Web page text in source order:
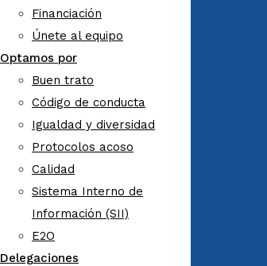
Financiación
Únete al equipo
Optamos por
Buen trato
Código de conducta
Igualdad y diversidad
Protocolos acoso
Calidad
Sistema Interno de
Información (SII)
E2O
Delegaciones